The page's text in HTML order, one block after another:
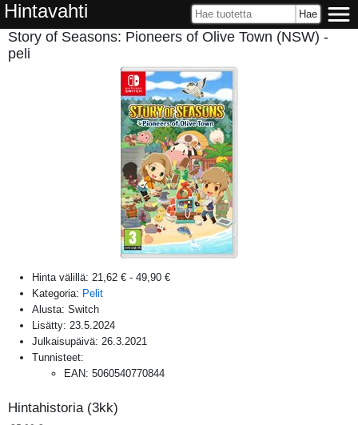
Hintavahti
Story of Seasons: Pioneers of Olive Town (NSW) -
peli
Hinta välillä: 21,62 € - 49,90 €
Kategoria: Pelit
Alusta: Switch
Lisätty: 23.5.2024
Julkaisupäivä: 26.3.2021
Tunnisteet:
EAN: 5060540770844
Hintahistoria (3kk)